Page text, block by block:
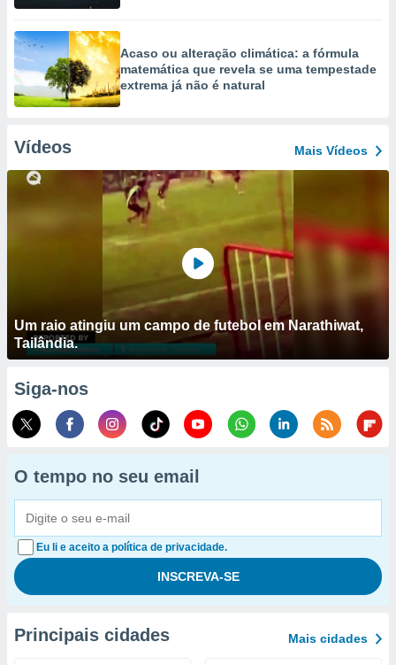
Acaso ou alteração climática: a fórmula
matemática que revela se uma tempestade
extrema já não é natural
Vídeos Mais Vídeos
Um raio atingiu um campo de futebol em Narathiwat,
Tailândia.
Siga-nos
O tempo no seu email
Eu li e aceito a política de privacidade.
Principais cidades Mais cidades